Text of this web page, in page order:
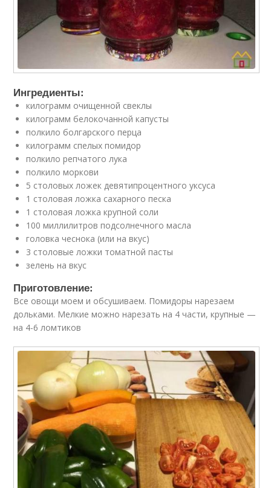
Ингредиенты:
килограмм очищенной свеклы
килограмм белокочанной капусты
полкило болгарского перца
килограмм спелых помидор
полкило репчатого лука
полкило моркови
5 столовых ложек девятипроцентного уксуса
1 столовая ложка сахарного песка
1 столовая ложка крупной соли
100 миллилитров подсолнечного масла
головка чеснока (или на вкус)
3 столовые ложки томатной пасты
зелень на вкус
Приготовление:
Все овощи моем и обсушиваем. Помидоры нарезаем
дольками. Мелкие можно нарезать на 4 части, крупные —
на 4-6 ломтиков